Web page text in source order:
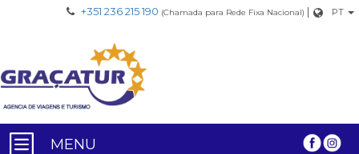
+351 236 215 190 (Chamada para Rede Fixa Nacional) | PT
MENU